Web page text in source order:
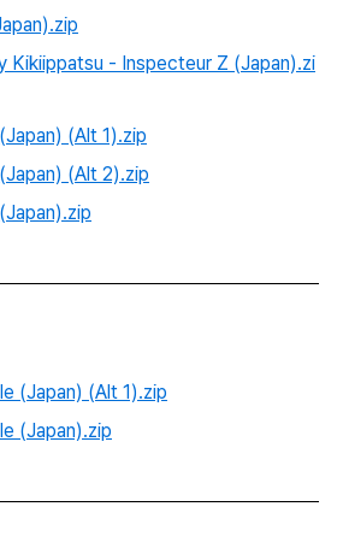
Kikiippatsu - Inspecteur Z (Japan).zi
(Alt 1).zip
(Alt 2).zip
(Japan) (Alt 1).zip
(Japan).zip